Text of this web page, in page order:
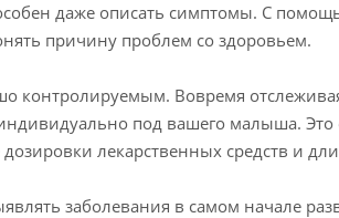
даже описать симптомы. С
причину проблем со здоровьем.
контролируемым. Вовремя
под вашего малыша.
лекарственных средств и
заболевания в самом начале